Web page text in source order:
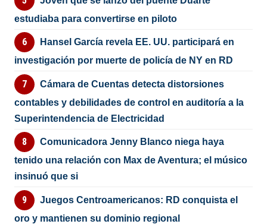
estudiaba para convertirse en piloto
Hansel García revela EE. UU. participará en
investigación por muerte de policía de NY en RD
Cámara de Cuentas detecta distorsiones
contables y debilidades de control en auditoría a la
Superintendencia de Electricidad
Comunicadora Jenny Blanco niega haya
tenido una relación con Max de Aventura; el músico
insinuó que si
Juegos Centroamericanos: RD conquista el
oro y mantienen su dominio regional